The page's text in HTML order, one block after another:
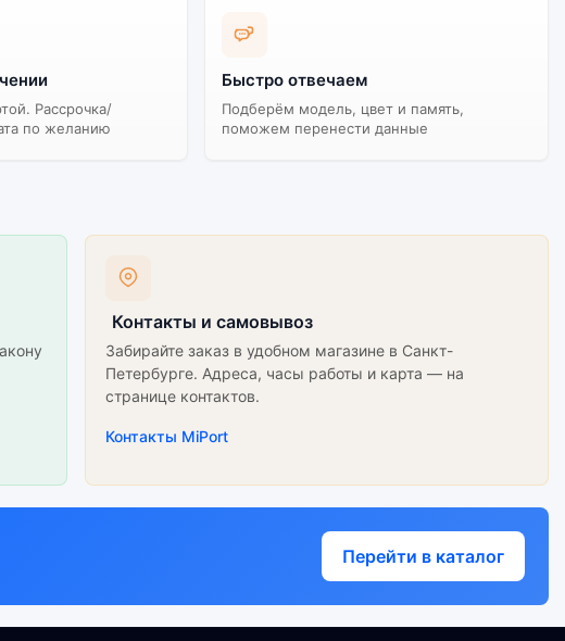
Рассрочка/
по желанию
Быстро отвечаем
Подберём модель, цвет и память,
поможем перенести данные
Контакты и самовывоз
Забирайте заказ в удобном магазине в Санкт-
Петербурге. Адреса, часы работы и карта — на
странице контактов.
Контакты MiPort
Перейти в каталог